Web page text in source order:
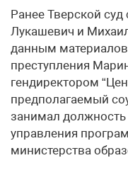
Ранее Тверской
Лукашевич и
данным
преступления
гендиректором
предполагаемый
занимал
управления
министерства